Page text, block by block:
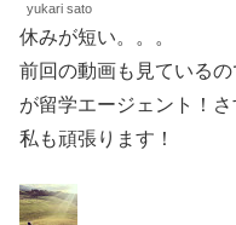
yukari sato
休みが短い。。。
前回の動画も見ている
が留学エージェント！
私も頑張ります！